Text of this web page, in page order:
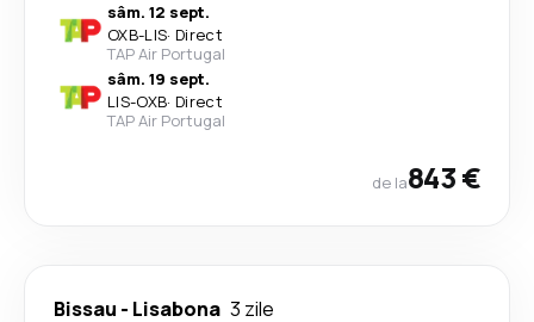
sâm. 12 sept.
OXB-LIS· Direct
TAP Air Portugal
sâm. 19 sept.
LIS-OXB· Direct
TAP Air Portugal
de la843 €
Bissau - Lisabona 3 zile